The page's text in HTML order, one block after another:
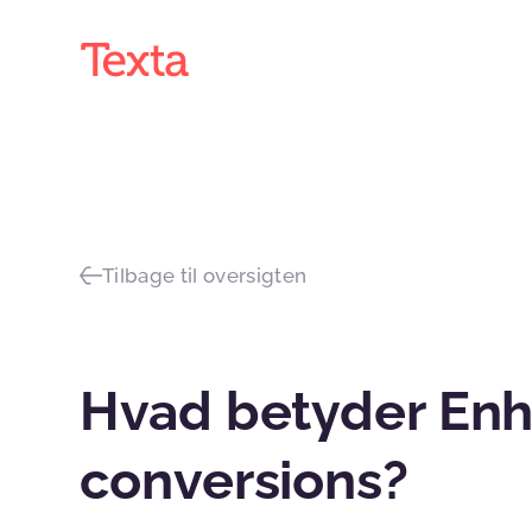
Tilbage til oversigten
Hvad betyder
conversions?